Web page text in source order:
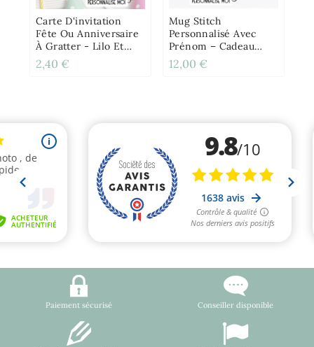
Carte D'invitation
Fête Ou Anniversaire
À Gratter - Lilo Et
Stitch
2,40 €
Mug Stitch
Personnalisé Avec
Prénom – Cadeau
Enfant Original
12,00 €
Paiement sécurisé Conseiller disponible